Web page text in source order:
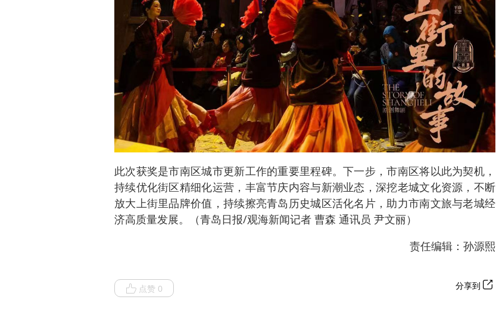
此次获奖是市南区城市更新工作的重要里程碑。下一步，市南区将以此为契机，
持续优化街区精细化运营，丰富节庆内容与新潮业态，深挖老城文化资源，不断
放大上街里品牌价值，持续擦亮青岛历史城区活化名片，助力市南文旅与老城经
济高质量发展。（青岛日报/观海新闻记者 曹森 通讯员 尹文丽）
责任编辑：孙源熙
点赞 0 分享到